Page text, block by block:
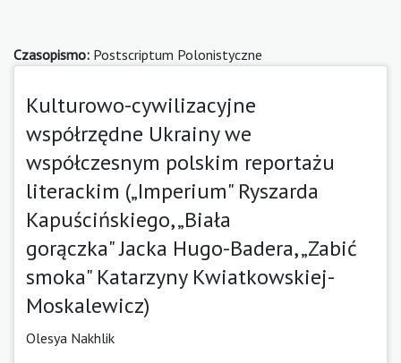
Czasopismo: Postscriptum Polonistyczne
Kulturowo-cywilizacyjne
współrzędne Ukrainy we
współczesnym polskim reportażu
literackim („Imperium" Ryszarda
Kapuścińskiego, „Biała
gorączka" Jacka Hugo-Badera, „Zabić
smoka" Katarzyny Kwiatkowskiej-
Moskalewicz)
Olesya Nakhlik